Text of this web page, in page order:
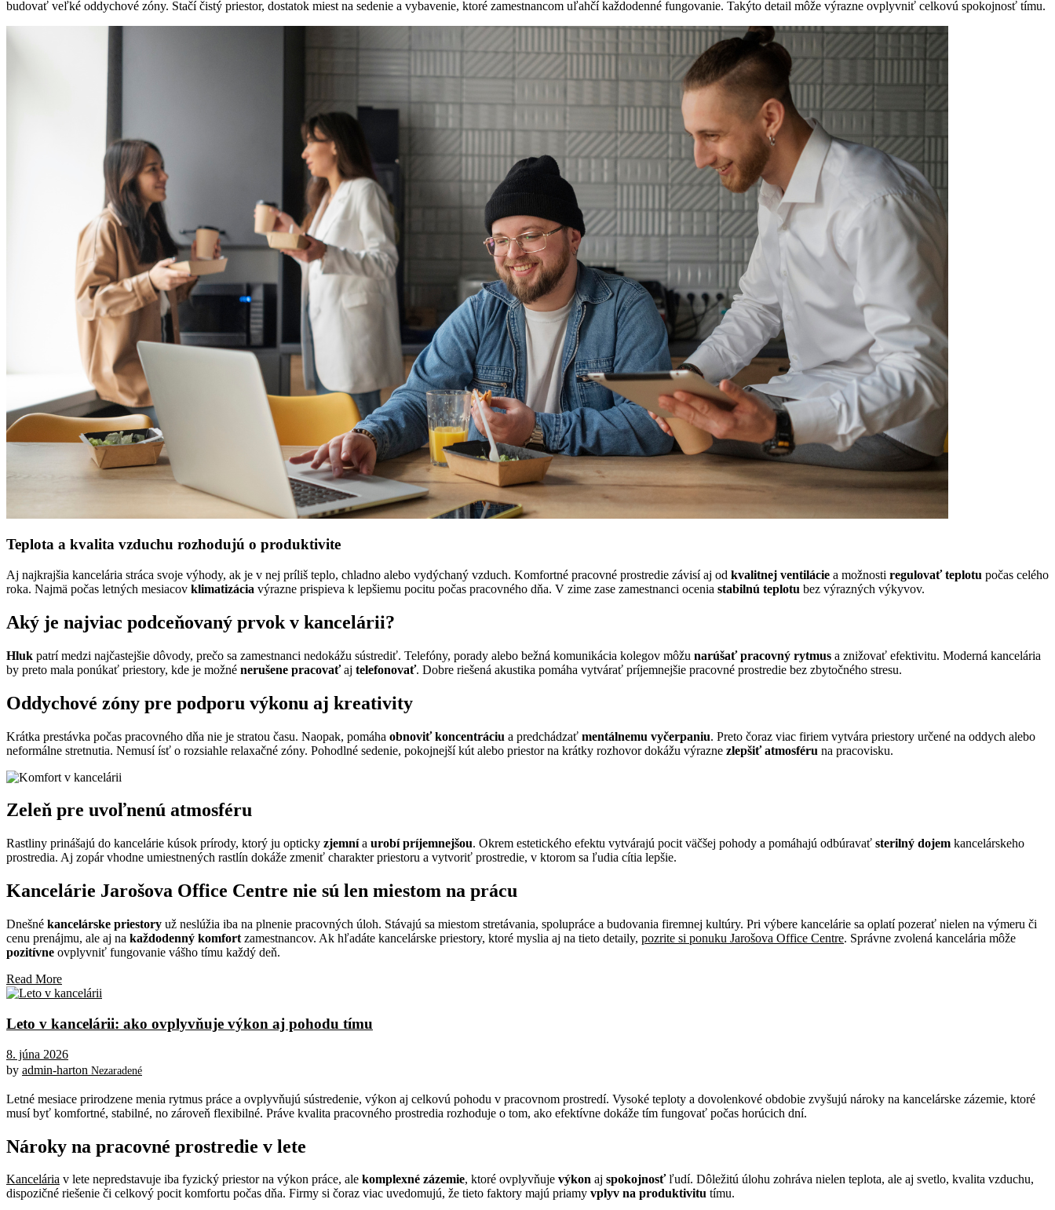
budovať veľké oddychové zóny. Stačí čistý priestor, dostatok miest na sedenie a vybavenie, ktoré zamestnancom uľahčí každodenné fungovanie. Takýto detail môže výrazne ovplyvniť celkovú spokojnosť tímu.
Teplota a kvalita vzduchu rozhodujú o produktivite
Aj najkrajšia kancelária stráca svoje výhody, ak je v nej príliš teplo, chladno alebo vydýchaný vzduch. Komfortné pracovné prostredie závisí aj od kvalitnej ventilácie a možnosti regulovať teplotu počas celého
roka. Najmä počas letných mesiacov klimatizácia výrazne prispieva k lepšiemu pocitu počas pracovného dňa. V zime zase zamestnanci ocenia stabilnú teplotu bez výrazných výkyvov.
Aký je najviac podceňovaný prvok v kancelárii?
Hluk patrí medzi najčastejšie dôvody, prečo sa zamestnanci nedokážu sústrediť. Telefóny, porady alebo bežná komunikácia kolegov môžu narúšať pracovný rytmus a znižovať efektivitu. Moderná kancelária
by preto mala ponúkať priestory, kde je možné nerušene pracovaťaj telefonovať. Dobre riešená akustika pomáha vytvárať príjemnejšie pracovné prostredie bez zbytočného stresu.
Oddychové zóny pre podporu výkonu aj kreativity
Krátka prestávka počas pracovného dňa nie je stratou času. Naopak, pomáha obnoviť koncentráciu a predchádzať mentálnemu vyčerpaniu. Preto čoraz viac firiem vytvára priestory určené na oddych alebo
neformálne stretnutia. Nemusí ísť o rozsiahle relaxačné zóny. Pohodlné sedenie, pokojnejší kút alebo priestor na krátky rozhovor dokážu výrazne zlepšiť atmosféru na pracovisku.
Zeleň pre uvoľnenú atmosféru
Rastliny prinášajú do kancelárie kúsok prírody, ktorý ju opticky zjemnía urobí príjemnejšou. Okrem estetického efektu vytvárajú pocit väčšej pohody a pomáhajú odbúravať sterilný dojem kancelárskeho
prostredia. Aj zopár vhodne umiestnených rastlín dokáže zmeniť charakter priestoru a vytvoriť prostredie, v ktorom sa ľudia cítia lepšie.
Kancelárie Jarošova Office Centre nie sú len miestom na prácu
Dnešné kancelárske priestory už neslúžia iba na plnenie pracovných úloh. Stávajú sa miestom stretávania, spolupráce a budovania firemnej kultúry. Pri výbere kancelárie sa oplatí pozerať nielen na výmeru či
cenu prenájmu, ale aj na každodenný komfort zamestnancov. Ak hľadáte kancelárske priestory, ktoré myslia aj na tieto detaily, pozrite si ponuku Jarošova Office Centre. Správne zvolená kancelária môže
pozitívne ovplyvniť fungovanie vášho tímu každý deň.
Read More
Leto v kancelárii: ako ovplyvňuje výkon aj pohodu tímu
8. júna 2026
by admin-harton Nezaradené
Letné mesiace prirodzene menia rytmus práce a ovplyvňujú sústredenie, výkon aj celkovú pohodu v pracovnom prostredí. Vysoké teploty a dovolenkové obdobie zvyšujú nároky na kancelárske zázemie, ktoré
musí byť komfortné, stabilné, no zároveň flexibilné. Práve kvalita pracovného prostredia rozhoduje o tom, ako efektívne dokáže tím fungovať počas horúcich dní.
Nároky na pracovné prostredie v lete
Kancelária v lete nepredstavuje iba fyzický priestor na výkon práce, ale komplexné zázemie, ktoré ovplyvňuje výkon aj spokojnosťľudí. Dôležitú úlohu zohráva nielen teplota, ale aj svetlo, kvalita vzduchu,
dispozičné riešenie či celkový pocit komfortu počas dňa. Firmy si čoraz viac uvedomujú, že tieto faktory majú priamy vplyv na produktivitu tímu.